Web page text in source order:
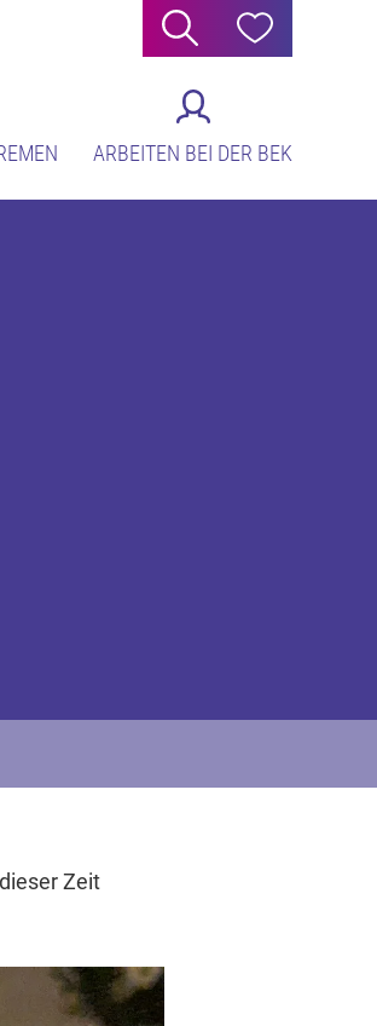
Suche Hilfe
ARBEITEN BEI DER BEK
Zeit